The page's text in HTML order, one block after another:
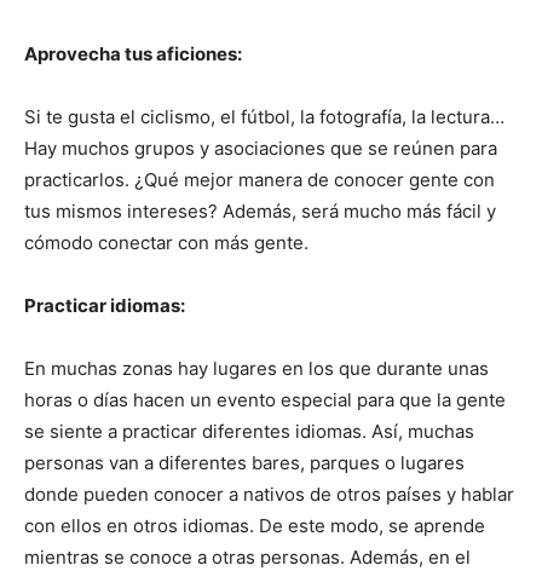
Aprovecha tus aficiones:
Si te gusta el ciclismo, el fútbol, la fotografía, la lectura…
Hay muchos grupos y asociaciones que se reúnen para
practicarlos. ¿Qué mejor manera de conocer gente con
tus mismos intereses? Además, será mucho más fácil y
cómodo conectar con más gente.
Practicar idiomas:
En muchas zonas hay lugares en los que durante unas
horas o días hacen un evento especial para que la gente
se siente a practicar diferentes idiomas. Así, muchas
personas van a diferentes bares, parques o lugares
donde pueden conocer a nativos de otros países y hablar
con ellos en otros idiomas. De este modo, se aprende
mientras se conoce a otras personas. Además, en el